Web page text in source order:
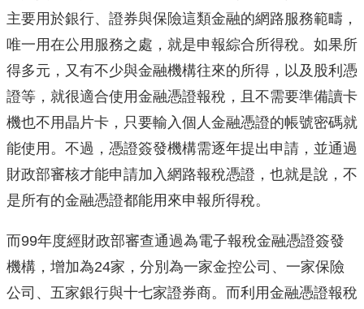
主要用於銀行、證券與保險這類金融的網路服務範疇，
唯一用在公用服務之處，就是申報綜合所得稅。如果所
得多元，又有不少與金融機構往來的所得，以及股利憑
證等，就很適合使用金融憑證報稅，且不需要準備讀卡
機也不用晶片卡，只要輸入個人金融憑證的帳號密碼就
能使用。不過，憑證簽發機構需逐年提出申請，並通過
財政部審核才能申請加入網路報稅憑證，也就是說，不
是所有的金融憑證都能用來申報所得稅。
而99年度經財政部審查通過為電子報稅金融憑證簽發
機構，增加為24家，分別為一家金控公司、一家保險
公司、五家銀行與十七家證券商。而利用金融憑證報稅